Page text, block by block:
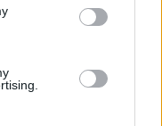
anni dal 1°
come